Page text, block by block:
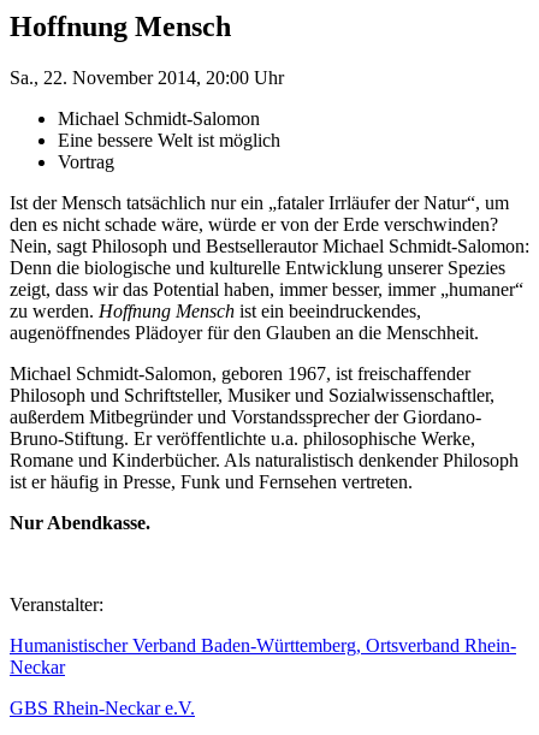
Hoffnung Mensch
Sa., 22. November 2014, 20:00 Uhr
Michael Schmidt-Salomon
Eine bessere Welt ist möglich
Vortrag
Ist der Mensch tatsächlich nur ein „fataler Irrläufer der Natur“, um
den es nicht schade wäre, würde er von der Erde verschwinden?
Nein, sagt Philosoph und Bestsellerautor Michael Schmidt-Salomon:
Denn die biologische und kulturelle Entwicklung unserer Spezies
zeigt, dass wir das Potential haben, immer besser, immer „humaner“
zu werden. Hoffnung Mensch ist ein beeindruckendes,
augenöffnendes Plädoyer für den Glauben an die Menschheit.
Michael Schmidt-Salomon, geboren 1967, ist freischaffender
Philosoph und Schriftsteller, Musiker und Sozialwissenschaftler,
außerdem Mitbegründer und Vorstandssprecher der Giordano-
Bruno-Stiftung. Er veröffentlichte u.a. philosophische Werke,
Romane und Kinderbücher. Als naturalistisch denkender Philosoph
ist er häufig in Presse, Funk und Fernsehen vertreten.
Nur Abendkasse.
Veranstalter:
Humanistischer Verband Baden-Württemberg, Ortsverband Rhein-
Neckar
GBS Rhein-Neckar e.V.